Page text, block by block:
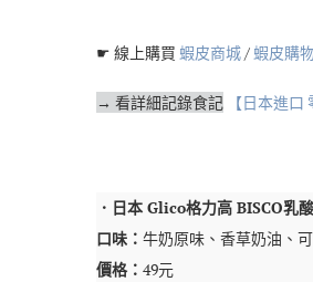
☛ 線上購買 蝦皮商城/ 蝦皮購
→ 看詳細記錄食記 【日本進
．日本 Glico格力高 BISCO乳
口味： 牛奶原味、香草奶油、
價格： 49元